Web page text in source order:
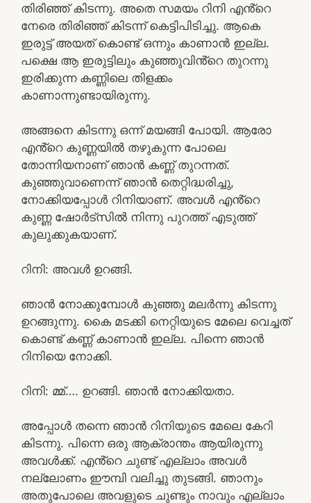
തിരിഞ്ഞ് കിടന്നു. അതെ സമയം റിനി എൻ്റെ
നേരെ തിരിഞ്ഞ് കിടന്ന് കെട്ടിപിടിച്ചു. ആകെ
ഇരുട്ട് അയത് കൊണ്ട് ഒന്നും കാണാൻ ഇല്ല.
പക്ഷെ ആ ഇരുട്ടിലും കുഞ്ഞുവിൻ്റെ തുറന്നു
ഇരിക്കുന്ന കണ്ണിലെ തിളക്കം
കാണാന്നുണ്ടായിരുന്നു.
അങ്ങനെ കിടന്നു ഒന്ന് മയങ്ങി പോയി. ആരോ
എൻ്റെ കുണ്ണയിൽ തഴുകുന്ന പോലെ
തോന്നിയനാണ് ഞാൻ കണ്ണ് തുറന്നത്.
കുഞ്ഞുവാണെന്ന് ഞാൻ തെറ്റിദ്ധരിച്ചു,
നോക്കിയപ്പോൾ റിനിയാണ്. അവൾ എൻ്റെ
കുണ്ണ ഷോർട്സിൽ നിന്നു പുറത്ത് എടുത്ത്
കുലുക്കുകയാണ്.
റിനി: അവൾ ഉറങ്ങി.
ഞാൻ നോക്കുമ്പോൾ കുഞ്ഞു മലർന്നു കിടന്നു
ഉറങ്ങുന്നു. കൈ മടക്കി നെറ്റിയുടെ മേലെ വെച്ചത്
കൊണ്ട് കണ്ണ് കാണാൻ ഇല്ല. പിന്നെ ഞാൻ
റിനിയെ നോക്കി.
റിനി: മ്മ്…. ഉറങ്ങി. ഞാൻ നോക്കിയതാ.
അപ്പോൾ തന്നെ ഞാൻ റിനിയുടെ മേലെ കേറി
കിടന്നു. പിന്നെ ഒരു ആക്രാന്തം ആയിരുന്നു
അവൾക്ക്. എൻ്റെ ചുണ്ട് എല്ലാം അവൾ
നല്ലോണം ഈമ്പി വലിച്ചു തുടങ്ങി. ഞാനും
അതുപോലെ അവളുടെ ചുണ്ടും നാവും എല്ലാം